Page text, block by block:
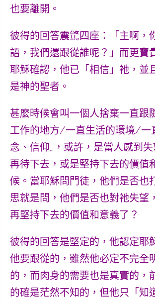
也要離開。
彼得的回答震驚四座：「主啊，
語，我們還跟從誰呢？」而更寶
耶穌確認，他已「相信」祂，並
是神的聖者。
甚麼時候會叫一個人捨棄一直跟
工作的地方/一直生活的環境/一
念、信仰…，或許，是當人感到
再待下去，或是堅持下去的價值
候。當耶穌問門徒，他們是否也
思就是問，他們是否也對祂失望
再堅持下去的價值和意義了？
彼得的回答是堅定的，他認定耶
他要跟從的， 雖然他必定不完全
的，而肉身的需要也是真實的，
的確是茫然不知的，但他只「知